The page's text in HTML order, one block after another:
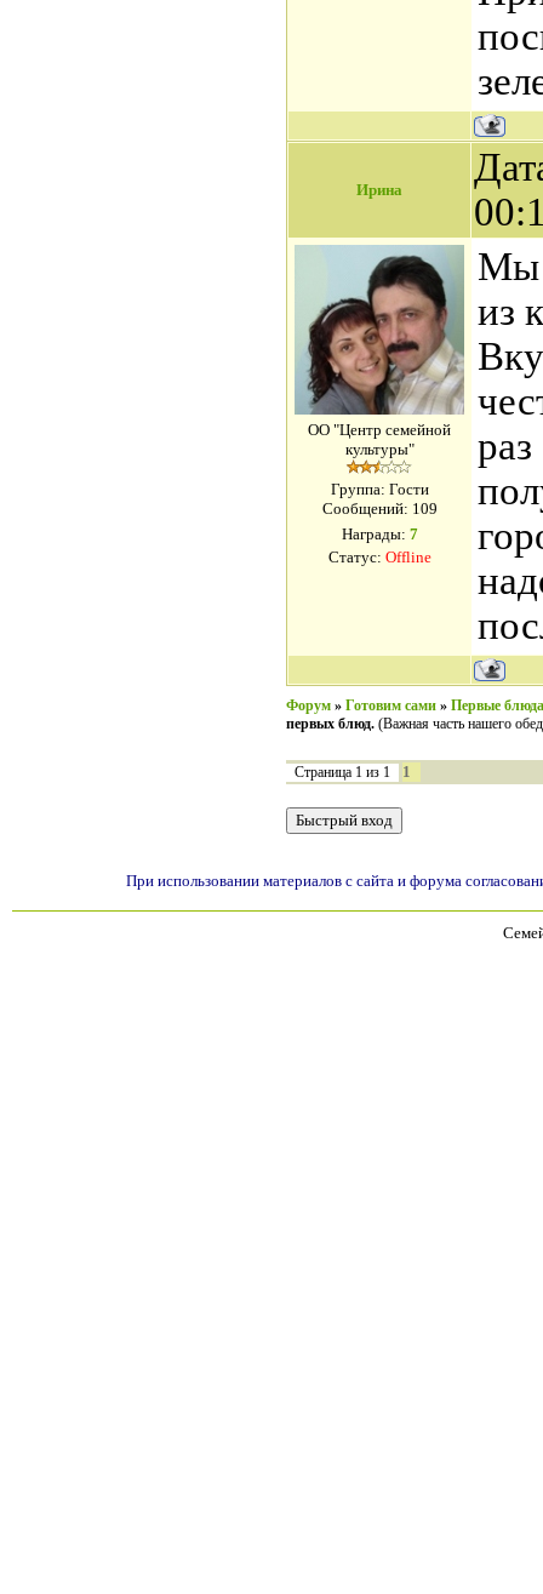
Ирина
ОО "Центр семейной
культуры"
Группа: Гости
Сообщений: 109
Награды: 7
Статус: Offline
Мы
из
Форум » Готовим сами » Первые блюда
первых блюд. (Важная часть нашего
Страница 1 из 1 1
При использовании материалов с сайта и форума